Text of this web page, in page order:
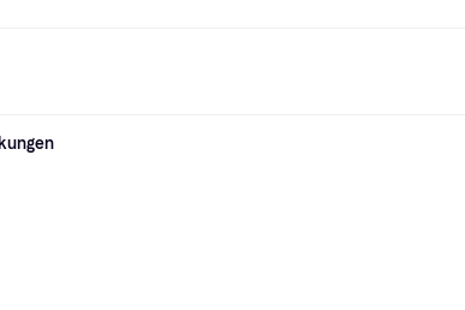
und Cashback
und vergleiche Preise